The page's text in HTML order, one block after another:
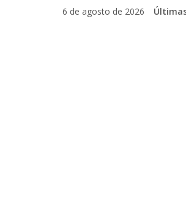
6 de agosto de 2026